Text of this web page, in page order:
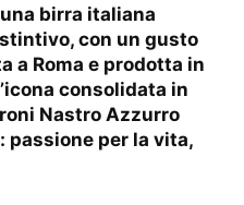
birra italiana
con un gusto
a Roma e prodotta in
consolidata in
Nastro Azzurro
passione per la vita,